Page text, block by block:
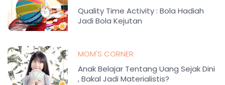
Quality Time Activity : Bola Hadiah
Jadi Bola Kejutan
MOM'S CORNER
Anak Belajar Tentang Uang Sejak Dini
, Bakal Jadi Materialistis?